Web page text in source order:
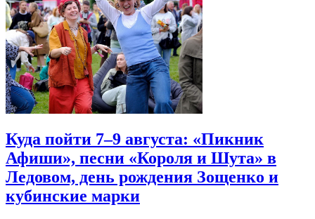
Куда пойти 7–9 августа: «Пикник
Афиши», песни «Короля и Шута» в
Ледовом, день рождения Зощенко и
кубинские марки